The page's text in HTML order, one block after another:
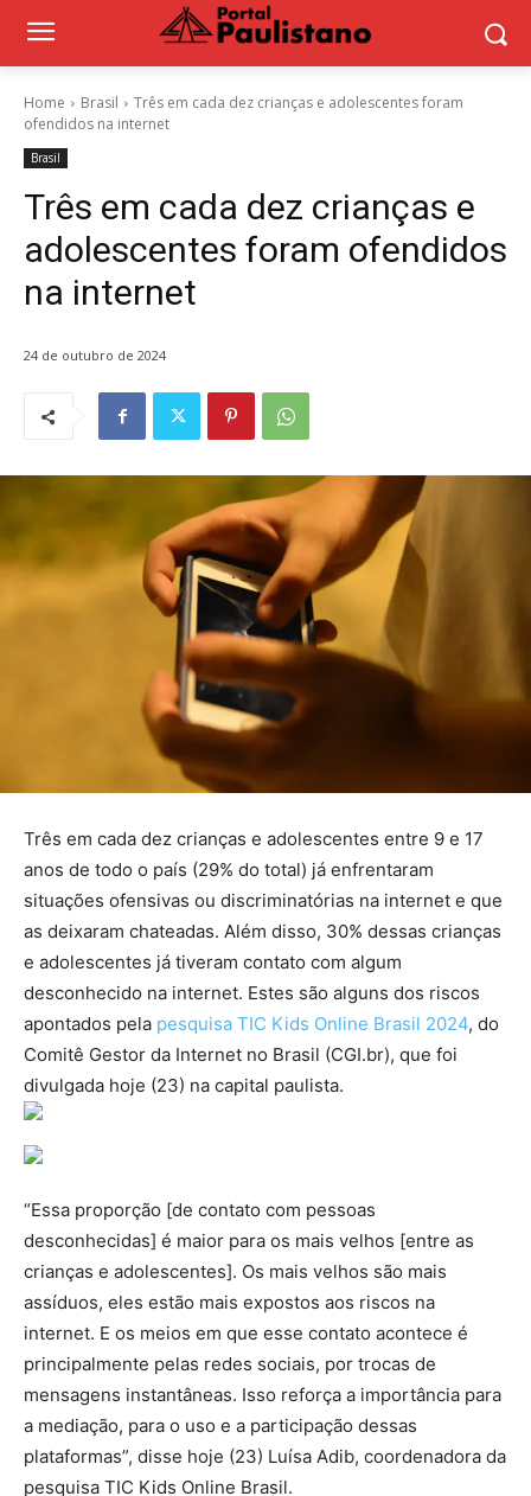
Home Brasil
Três em cada dez crianças e adolescentes foram
ofendidos na internet
Brasil
Três em cada dez crianças e
adolescentes foram ofendidos
na internet
24 de outubro de 2024
Três em cada dez crianças e adolescentes entre 9 e 17
anos de todo o país (29% do total) já enfrentaram
situações ofensivas ou discriminatórias na internet e que
as deixaram chateadas. Além disso, 30% dessas crianças
e adolescentes já tiveram contato com algum
desconhecido na internet. Estes são alguns dos riscos
apontados pela pesquisa TIC Kids Online Brasil 2024, do
Comitê Gestor da Internet no Brasil (CGI.br), que foi
divulgada hoje (23) na capital paulista.
“Essa proporção [de contato com pessoas
desconhecidas] é maior para os mais velhos [entre as
crianças e adolescentes]. Os mais velhos são mais
assíduos, eles estão mais expostos aos riscos na
internet. E os meios em que esse contato acontece é
principalmente pelas redes sociais, por trocas de
mensagens instantâneas. Isso reforça a importância para
a mediação, para o uso e a participação dessas
plataformas”, disse hoje (23) Luísa Adib, coordenadora da
pesquisa TIC Kids Online Brasil.